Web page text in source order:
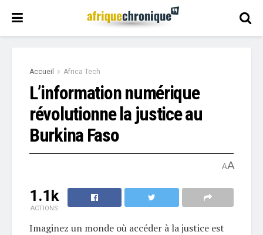
Accueil Africa Tech
L’information numérique
révolutionne la justice au
Burkina Faso
AA
1.1k
ACTIONS
Imaginez un monde où accéder à la justice est